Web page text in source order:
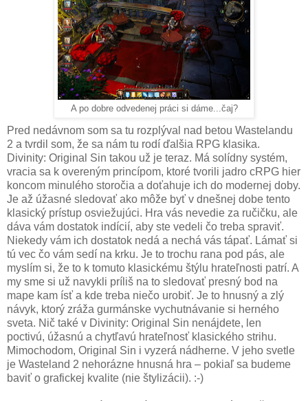
A po dobre odvedenej práci si dáme...čaj?
Pred nedávnom som sa tu rozplýval nad betou Wastelandu
2 a tvrdil som, že sa nám tu rodí ďalšia RPG klasika.
Divinity: Original Sin takou už je teraz. Má solídny systém,
vracia sa k overeným princípom, ktoré tvorili jadro cRPG hier
koncom minulého storočia a doťahuje ich do modernej doby.
Je až úžasné sledovať ako môže byť v dnešnej dobe tento
klasický prístup osviežujúci. Hra vás nevedie za ručičku, ale
dáva vám dostatok indícií, aby ste vedeli čo treba spraviť.
Niekedy vám ich dostatok nedá a nechá vás tápať. Lámať si
tú vec čo vám sedí na krku. Je to trochu rana pod pás, ale
myslím si, že to k tomuto klasickému štýlu hrateľnosti patrí. A
my sme si už navykli príliš na to sledovať presný bod na
mape kam ísť a kde treba niečo urobiť. Je to hnusný a zlý
návyk, ktorý zráža gurmánske vychutnávanie si herného
sveta. Nič také v Divinity: Original Sin nenájdete, len
poctivú, úžasnú a chytľavú hrateľnosť klasického strihu.
Mimochodom, Original Sin i vyzerá nádherne. V jeho svetle
je Wasteland 2 nehorázne hnusná hra – pokiaľ sa budeme
baviť o grafickej kvalite (nie štylizácii). :-)